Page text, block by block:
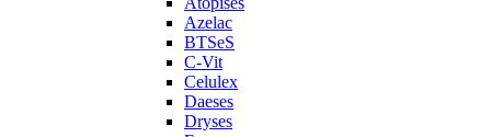
Azelac
BTSeS
C‑Vit
Celulex
Daeses
Dryses